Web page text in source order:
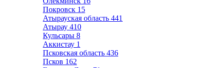
Покровск 15
Атырауская область 441
Атырау 410
Кульсары 8
Аккистау 1
Псковская область 436
Псков 162